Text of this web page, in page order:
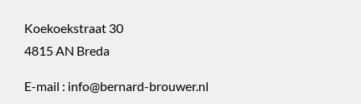
Koekoekstraat 30
4815 AN Breda
E-mail : info@bernard-brouwer.nl